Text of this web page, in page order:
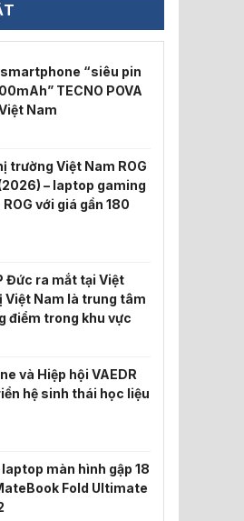
“siêu pin
TECNO POVA
Nam
trường Việt Nam ROG
– laptop gaming
với giá gần 180
Đức ra mắt tại Việt
Việt Nam là trung tâm
điểm trong khu vực
và Hiệp hội VAEDR
hệ sinh thái học liệu
màn hình gập 18
Fold Ultimate